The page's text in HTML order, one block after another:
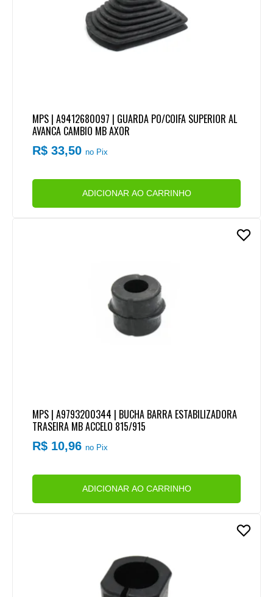
MPS | A9412680097 | GUARDA PO/COIFA SUPERIOR AL
AVANCA CAMBIO MB AXOR
R$ 33,50no Pix
ADICIONAR AO CARRINHO
MPS | A9793200344 | BUCHA BARRA ESTABILIZADORA
TRASEIRA MB ACCELO 815/915
R$ 10,96no Pix
ADICIONAR AO CARRINHO